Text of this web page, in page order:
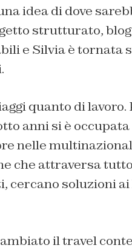
idea di dove
strutturato,
e Silvia è tornata
quanto di
anni si è
nelle
che attraversa
cercano soluzioni
il travel